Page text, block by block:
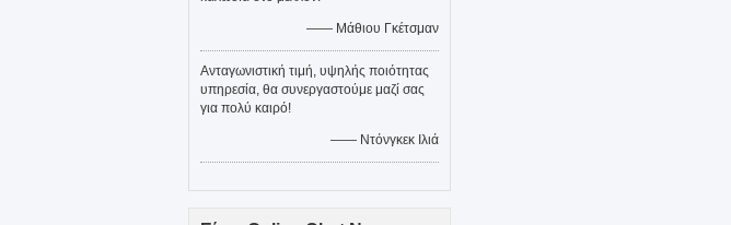
—— Μάθιου Γκέτσμαν
Ανταγωνιστική τιμή, υψηλής ποιότητας
υπηρεσία, θα συνεργαστούμε μαζί σας
για πολύ καιρό!
—— Ντόνγκεκ Ιλιά